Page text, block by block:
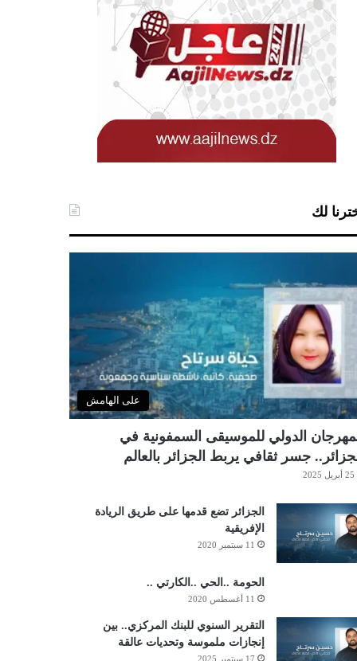
لك
على الهامش
الدولي للموسيقى السمفونية في
جسر ثقافي يربط الجزائر بالعالم
25 أبريل 2025
الجزائر تضع قدمها على طريق الريادة
الإفريقية
11 سبتمبر 2020
الحومة ..الحي ..الكارتي ..
11 أغسطس 2020
التقرير السنوي للبنك المركزي.. بين
إنجازات ملموسة وتحديات عالقة
17 سبتمبر 2025